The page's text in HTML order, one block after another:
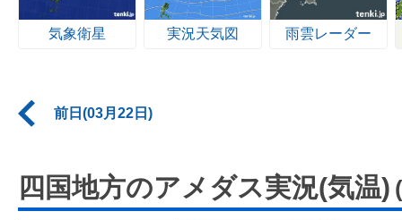
気象衛星 実況天気図 雨雲レーダー
前日(03月22日)
四国地方のアメダス実況(気温)